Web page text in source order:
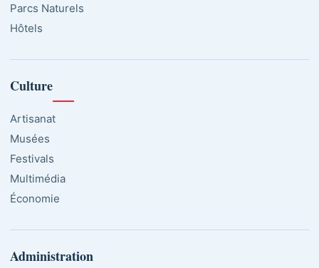
Parcs Naturels
Hôtels
Culture
Artisanat
Musées
Festivals
Multimédia
Économie
Administration